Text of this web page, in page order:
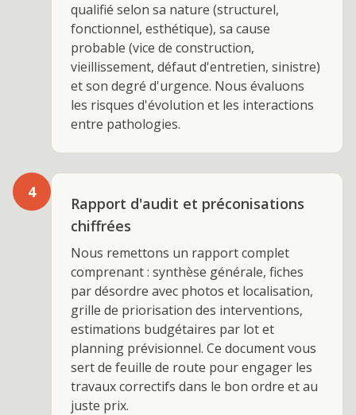
qualifié selon sa nature (structurel,
fonctionnel, esthétique), sa cause
probable (vice de construction,
vieillissement, défaut d'entretien, sinistre)
et son degré d'urgence. Nous évaluons
les risques d'évolution et les interactions
entre pathologies.
4
Rapport d'audit et préconisations
chiffrées
Nous remettons un rapport complet
comprenant : synthèse générale, fiches
par désordre avec photos et localisation,
grille de priorisation des interventions,
estimations budgétaires par lot et
planning prévisionnel. Ce document vous
sert de feuille de route pour engager les
travaux correctifs dans le bon ordre et au
juste prix.